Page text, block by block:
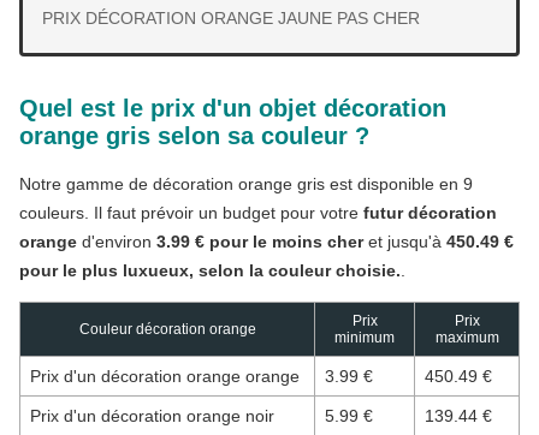
PRIX DÉCORATION ORANGE JAUNE PAS CHER
Quel est le prix d'un objet décoration
orange gris selon sa couleur ?
Notre gamme de décoration orange gris est disponible en 9
couleurs. Il faut prévoir un budget pour votre futur décoration
orange d'environ 3.99 € pour le moins cheret jusqu'à 450.49 €
pour le plus luxueux, selon la couleur choisie.
Couleur décoration orange
Prix
minimum
Prix
maximum
Prix d'un décoration orange orange 3.99 € 450.49 €
Prix d'un décoration orange noir 5.99 € 139.44 €